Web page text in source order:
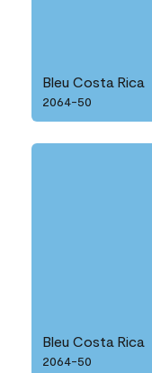
Bleu Costa Rica
2064-50
Bleu Costa Rica
2064-50